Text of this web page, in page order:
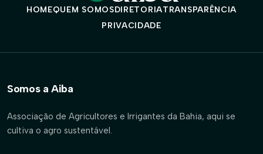
HOMEQUEM SOMOSDIRETORIATRANSPARÊNCIA
PRIVACIDADE
Somos a Aiba
Associação de Agricultores e Irrigantes da Bahia, aqui se
cultiva o agro sustentável.